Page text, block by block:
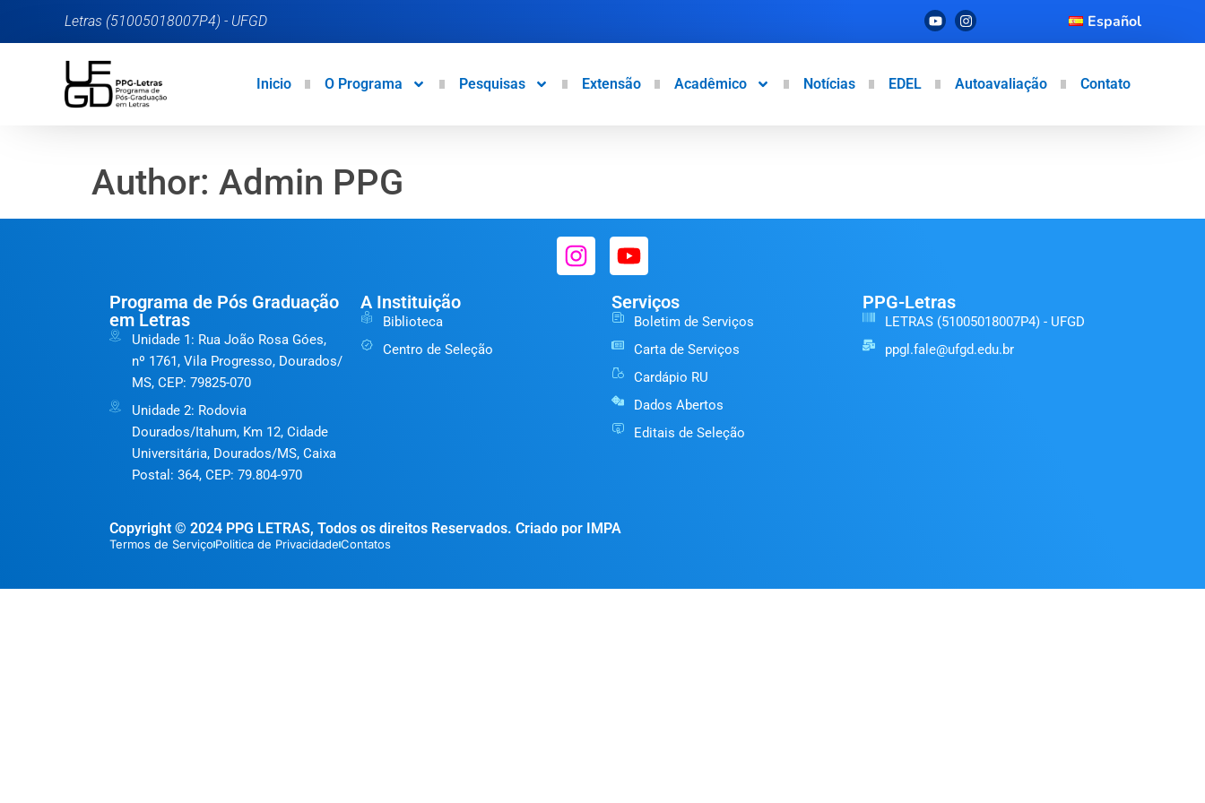
Letras (51005018007P4) - UFGD Español
Inicio O Programa Pesquisas Extensão Acadêmico Notícias EDEL Autoavaliação Contato
Author: Admin PPG
Programa de Pós Graduação
em Letras
Unidade 1: Rua João Rosa Góes,
nº 1761, Vila Progresso, Dourados/
MS, CEP: 79825-070
Unidade 2: Rodovia
Dourados/Itahum, Km 12, Cidade
Universitária, Dourados/MS, Caixa
Postal: 364, CEP: 79.804-970
A Instituição
Biblioteca
Centro de Seleção
Serviços
Boletim de Serviços
Carta de Serviços
Cardápio RU
Dados Abertos
Editais de Seleção
PPG-Letras
LETRAS (51005018007P4) - UFGD
ppgl.fale@ufgd.edu.br
Copyright © 2024 PPG LETRAS, Todos os direitos Reservados. Criado por IMPA
Termos de ServiçoPolitica de PrivacidadeContatos